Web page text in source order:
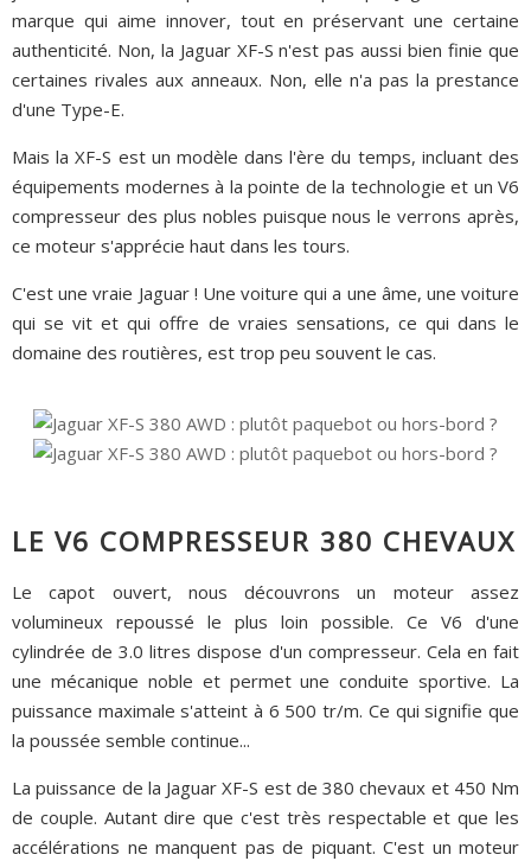
marque qui aime innover, tout en préservant une certaine
authenticité. Non, la Jaguar XF-S n'est pas aussi bien finie que
certaines rivales aux anneaux. Non, elle n'a pas la prestance
d'une Type-E.
Mais la XF-S est un modèle dans l'ère du temps, incluant des
équipements modernes à la pointe de la technologie et un V6
compresseur des plus nobles puisque nous le verrons après,
ce moteur s'apprécie haut dans les tours.
C'est une vraie Jaguar ! Une voiture qui a une âme, une voiture
qui se vit et qui offre de vraies sensations, ce qui dans le
domaine des routières, est trop peu souvent le cas.
LE V6 COMPRESSEUR 380 CHEVAUX
Le capot ouvert, nous découvrons un moteur assez
volumineux repoussé le plus loin possible. Ce V6 d'une
cylindrée de 3.0 litres dispose d'un compresseur. Cela en fait
une mécanique noble et permet une conduite sportive. La
puissance maximale s'atteint à 6 500 tr/m. Ce qui signifie que
la poussée semble continue...
La puissance de la Jaguar XF-S est de 380 chevaux et 450 Nm
de couple. Autant dire que c'est très respectable et que les
accélérations ne manquent pas de piquant. C'est un moteur